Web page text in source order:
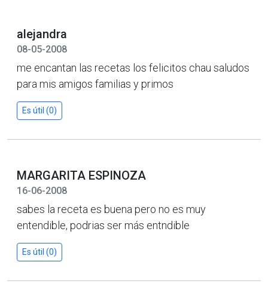
alejandra
08-05-2008
me encantan las recetas los felicitos chau saludos
para mis amigos familias y primos
Es útil (0)
MARGARITA ESPINOZA
16-06-2008
sabes la receta es buena pero no es muy
entendible, podrias ser más entndible
Es útil (0)